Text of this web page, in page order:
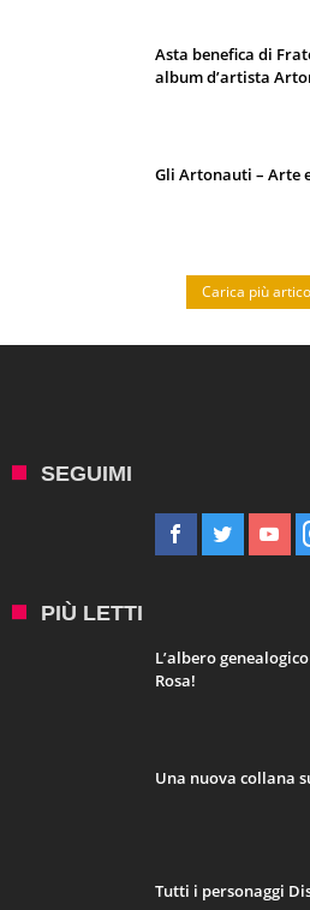
Asta benefica di
album d’artista
Gli Artonauti – Arte
Carica più
SEGUIMI
PIÙ LETTI
L’albero
Rosa!
Una nuova collana
Tutti i personaggi